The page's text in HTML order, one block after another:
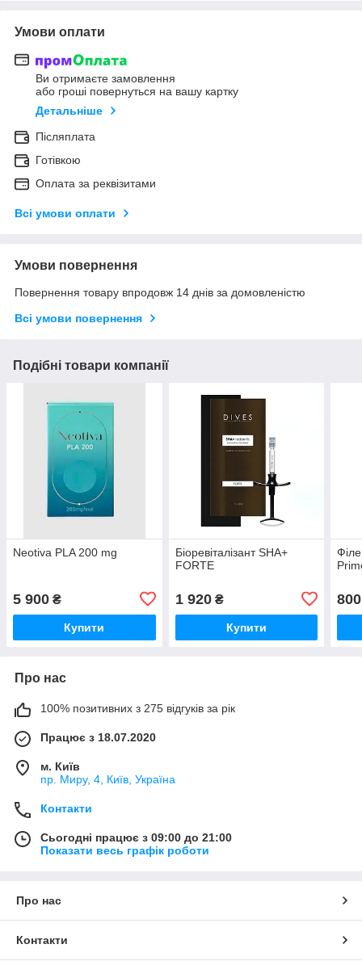
Умови оплати
Ви отримаєте замовлення
або гроші повернуться на вашу картку
Детальніше
Післяплата
Готівкою
Оплата за реквізитами
Всі умови оплати
Умови повернення
Повернення товару впродовж 14 днів за домовленістю
Всі умови повернення
Подібні товари компанії
Neotiva PLA 200 mg
5 900 ₴
Купити
Біоревіталізант SHA+
FORTE
1 920₴
Купити
800
Про нас
100% позитивних з 275 відгуків за рік
Працює з 18.07.2020
м. Київ
пр. Миру, 4, Київ, Україна
Контакти
Сьогодні працює з 09:00 до 21:00
Показати весь графік роботи
Про нас
Контакти